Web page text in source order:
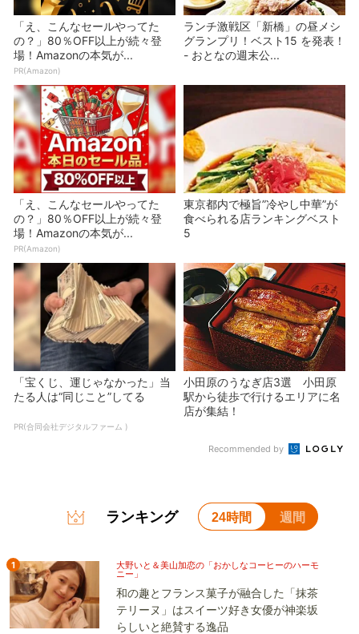
「え、こんなセールやってた
の？」80％OFF以上が続々登
場！Amazonの本気が...
PR(Amazon)
ランチ激戦区「新橋」の昼メシ
グランプリ！ベスト15 を発表！
- おとなの週末公...
「え、こんなセールやってた
の？」80％OFF以上が続々登
場！Amazonの本気が...
PR(Amazon)
東京都内で極旨”冷やし中華”が
食べられる店ランキングベスト
5
「宝くじ、運じゃなかった」当
たる人は“同じこと”してる
PR(合同会社デジタルファーム )
小田原のうなぎ店3選 小田原
駅から徒歩で行けるエリアに名
店が集結！
Recommended by
ランキング 24時間 週間
1
大野いと＆美山加恋の「おかしなコーヒーのハーモ
ニー」
和の趣とフランス菓子が融合した「抹茶
テリーヌ」はスイーツ好き女優が神楽坂
らしいと絶賛する逸品